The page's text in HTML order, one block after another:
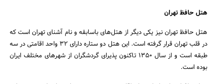
هتل حافظ تهران
هتل حافظ تهران نیز یکی دیگر از هتل‌های باسابقه و نام آشنای تهران است که
در قلب تهران قرار گرفته است. این هتل دو ستاره دارای ۳۲ واحد اقامتی در سه
طبقه است و از سال ۱۳۵۰ تاکنون پذیرای گردشگران از شهرهای مختلف ایران
بوده است.